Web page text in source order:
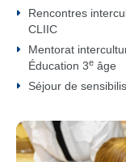
Rencontres
CLIIC
Mentorat
Éducation 3e âge
Séjour de